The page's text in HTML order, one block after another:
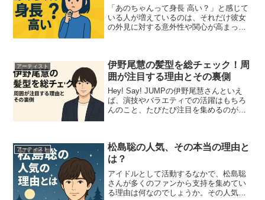
「あのちゃんって身長 高い？」と感じて
いる人が増えているのは、それだけ彼女
の外見に対する意外性や関心が高まって
ことをご存じでした...
アーティスト
伊野尾慧の髪型を総チェック！周
囲が注目する理由とその裏側
Hey! Say! JUMPの伊野尾慧さんといえ
ば、演技やバラエティでの活躍はもちろ
んのこと、たびたび注目を集めるのがそ
なくあ...
アーティスト
松島聡の人気、その本当の理由と
は？
アイドルとして活動するなかで、松島聡
さんが多くのファンから支持を集めてい
る理由は何なのでしょうか。その人気の